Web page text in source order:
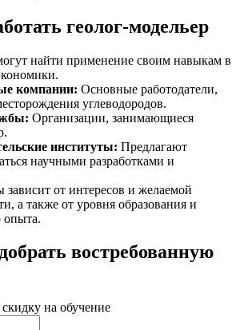
геолог-модельер
найти применение своим навыкам в
компании: Основные работодатели,
углеводородов.
: Организации, занимающиеся
институты: Предлагают
научными разработками и
от интересов и желаемой
а также от уровня образования и
опыта.
востребованную
на обучение